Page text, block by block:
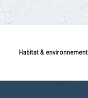
Habitat & environnement